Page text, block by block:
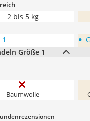
2 bis 5 kg
•
Größe 1
Baumwolle